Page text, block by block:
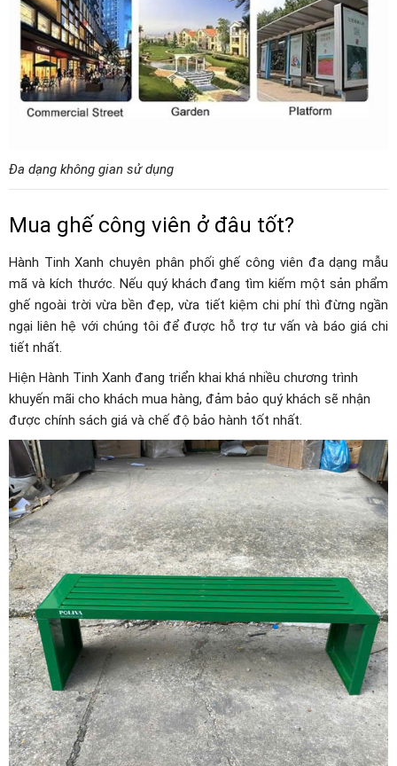
Đa dạng không gian sử dụng
Mua ghế công viên ở đâu tốt?
Hành Tinh Xanh chuyên phân phối ghế công viên đa dạng mẫu
mã và kích thước. Nếu quý khách đang tìm kiếm một sản phẩm
ghế ngoài trời vừa bền đẹp, vừa tiết kiệm chi phí thì đừng ngần
ngại liên hệ với chúng tôi để được hỗ trợ tư vấn và báo giá chi
tiết nhất.
Hiện Hành Tinh Xanh đang triển khai khá nhiều chương trình
khuyến mãi cho khách mua hàng, đảm bảo quý khách sẽ nhận
được chính sách giá và chế độ bảo hành tốt nhất.